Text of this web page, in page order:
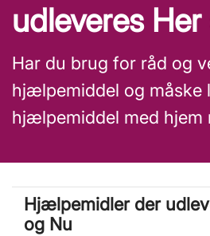
udleveres
Har du brug for råd og
hjælpemiddel og måske
hjælpemiddel med hjem
Hjælpemidler der
og Nu